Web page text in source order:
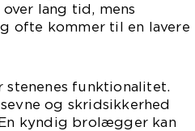
lang tid, mens
ofte kommer til en lavere
funktionalitet.
og skridsikkerhed
kyndig brolægger kan